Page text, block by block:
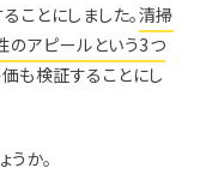
ことにしました。清掃
のアピールという3つ
も検証することにし
か。